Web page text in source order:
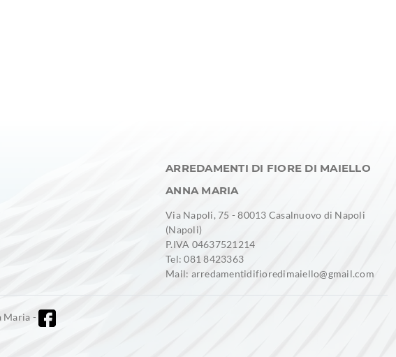
ARREDAMENTI DI FIORE DI MAIELLO
ANNA MARIA
Via Napoli, 75 - 80013 Casalnuovo di Napoli
(Napoli)
P.IVA 04637521214
Tel: 081 8423363
Mail: arredamentidifioredimaiello@gmail.com
Maria -